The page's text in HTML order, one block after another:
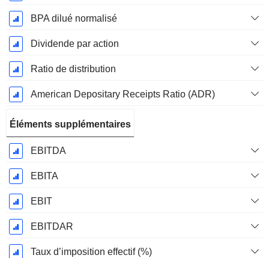
BPA dilué normalisé
Dividende par action
Ratio de distribution
American Depositary Receipts Ratio (ADR)
Éléments supplémentaires
EBITDA
EBITA
EBIT
EBITDAR
Taux d’imposition effectif (%)